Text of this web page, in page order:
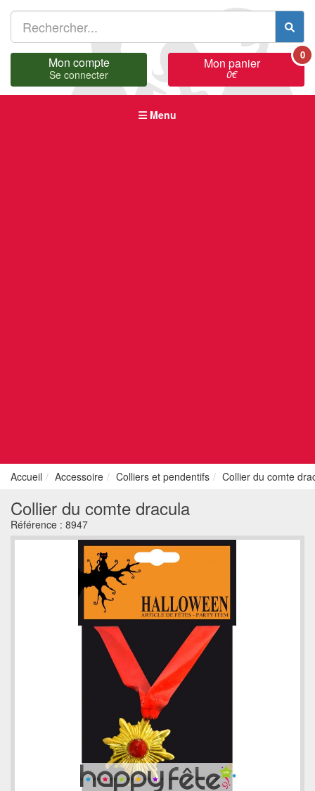
Mon compte
Se connecter
Mon panier
0€
0
Menu
Accueil Accessoire Colliers et pendentifs Collier du comte
Collier du comte dracula
Référence : 8947